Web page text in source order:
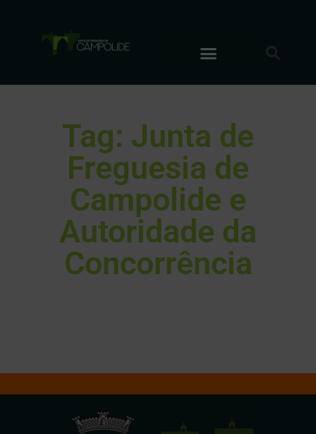
Tag: Junta de
Freguesia de
Campolide e
Autoridade da
Concorrência